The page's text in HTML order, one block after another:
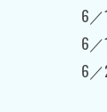
6
6
6